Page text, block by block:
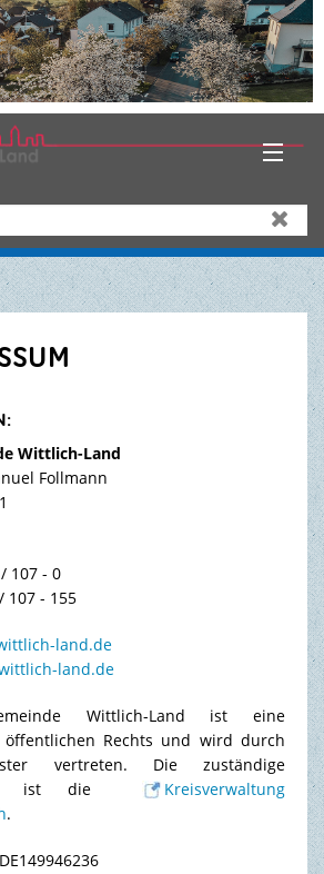
Wittlich-Land
Follmann
107 - 0
107 - 155
land.de
land.de
Wittlich-Land ist eine
öffentlichen Rechts und wird durch
vertreten. Die zuständige
ist die
Kreisverwaltung
.